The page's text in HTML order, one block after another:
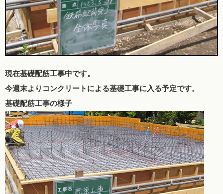
現在基礎配筋工事中です。
今週末よりコンクリートによる基礎工事に入る予定です。
基礎配筋工事の様子